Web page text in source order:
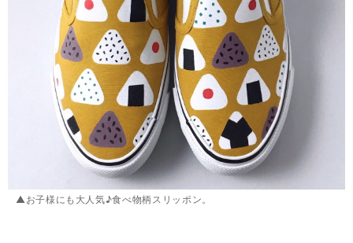
▲お子様にも大人気♪食べ物柄スリッポン。